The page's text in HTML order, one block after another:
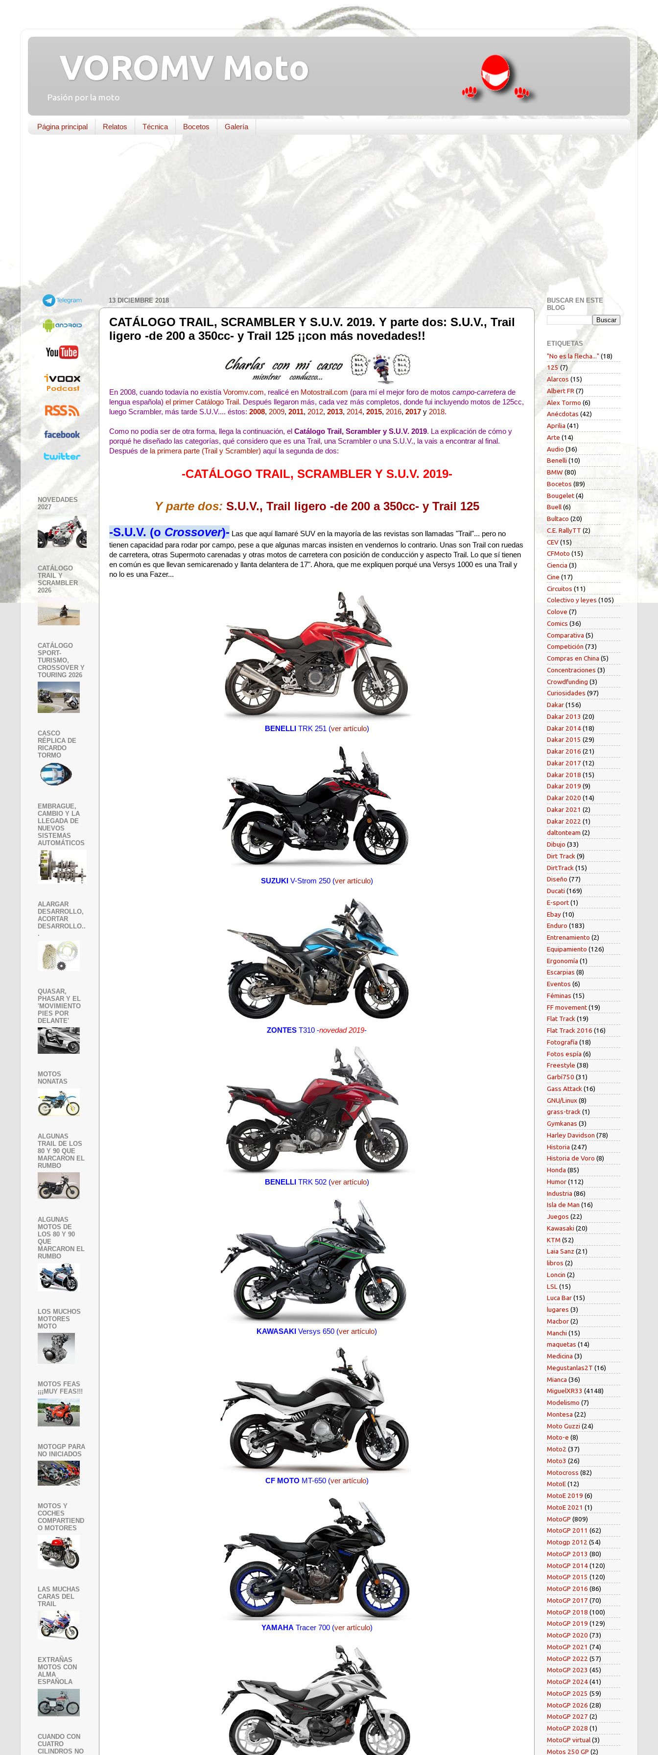
VOROMV Moto
Pasión por la moto
Página principal Relatos Técnica Bocetos Galería
13 DICIEMBRE 2018
CATÁLOGO TRAIL, SCRAMBLER Y S.U.V. 2019. Y parte dos: S.U.V., Trail
ligero -de 200 a 350cc- y Trail 125 ¡¡con más novedades!!
En 2008, cuando todavía no existía Voromv.com, realicé en Motostrail.com (para mí el mejor foro de motos campo-carretera de
lengua española) el primer Catálogo Trail . Después llegaron más, cada vez más completos, donde fui incluyendo motos de 125cc,
luego Scrambler, más tarde S.U.V.... éstos: 2008, 2009, 2011, 2012, 2013, 2014, 2015, 2016, 2017 y 2018.
Como no podía ser de otra forma, llega la continuación, el Catálogo Trail, Scrambler y S.U.V. 2019. La explicación de cómo y
porqué he diseñado las categorías, qué considero que es una Trail, una Scrambler o una S.U.V., la vais a encontrar al final.
Después de la primera parte (Trail y Scrambler) aquí la segunda de dos:
-CATÁLOGO TRAIL, SCRAMBLER Y S.U.V. 2019-
Y parte dos: S.U.V., Trail ligero -de 200 a 350cc- y Trail 125
-S.U.V. (o Crossover)- Las que aquí llamaré SUV en la mayoría de las revistas son llamadas "Trail"... pero no
tienen capacidad para rodar por campo, pese a que algunas marcas insisten en vendernos lo contrario. Unas son Trail con ruedas
de carretera, otras Supermoto carenadas y otras motos de carretera con posición de conducción y aspecto Trail. Lo que sí tienen
en común es que llevan semicarenado y llanta delantera de 17". Ahora, que me expliquen porqué una Versys 1000 es una Trail y
no lo es una Fazer...
BENELLI TRK 251 (ver artículo)
SUZUKI V-Strom 250 (ver artículo)
ZONTES T310 -novedad 2019-
BENELLI TRK 502 (ver artículo)
KAWASAKI Versys 650 (ver artículo)
CF MOTO MT-650 (ver artículo)
YAMAHA Tracer 700 (ver artículo)
NOVEDADES
2027
CATÁLOGO
TRAIL Y
SCRAMBLER
2026
CATÁLOGO
SPORT-
TURISMO,
CROSSOVER Y
TOURING 2026
CASCO
RÉPLICA DE
RICARDO
TORMO
EMBRAGUE,
CAMBIO Y LA
LLEGADA DE
NUEVOS
SISTEMAS
AUTOMÁTICOS
ALARGAR
DESARROLLO,
ACORTAR
DESARROLLO..
.
QUASAR,
PHASAR Y EL
'MOVIMIENTO
PIES POR
DELANTE'
MOTOS
NONATAS
ALGUNAS
TRAIL DE LOS
80 Y 90 QUE
MARCARON EL
RUMBO
ALGUNAS
MOTOS DE
LOS 80 Y 90
QUE
MARCARON EL
RUMBO
LOS MUCHOS
MOTORES
MOTO
MOTOS FEAS
¡¡¡MUY FEAS!!!
MOTOGP PARA
NO INICIADOS
MOTOS Y
COCHES
COMPARTIEND
O MOTORES
LAS MUCHAS
CARAS DEL
TRAIL
EXTRAÑAS
MOTOS CON
ALMA
ESPAÑOLA
CUANDO CON
CUATRO
CILINDROS NO
BUSCAR EN ESTE
BLOG
ETIQUETAS
"No es la flecha..." (18)
125 (7)
Alarcos (15)
Albert FR (7)
Alex Tormo (6)
Anécdotas (42)
Aprilia (41)
Arte (14)
Audio (36)
Benelli (10)
BMW (80)
Bocetos (89)
Bougelet(4)
Buell(6)
Bultaco (20)
C.E. RallyTT (2)
CEV(15)
CFMoto (15)
Ciencia (3)
Cine (17)
Circuitos (11)
Colectivo y leyes (105)
Colove (7)
Comics (36)
Comparativa (5)
Competición (73)
Compras en China (5)
Concentraciones (3)
Crowdfunding (3)
Curiosidades (97)
Dakar(156)
Dakar 2013 (20)
Dakar 2014(18)
Dakar 2015 (29)
Dakar 2016 (21)
Dakar 2017 (12)
Dakar 2018 (15)
Dakar 2019 (9)
Dakar 2020 (14)
Dakar 2021 (2)
Dakar 2022 (1)
daltonteam (2)
Dibujo (33)
Dirt Track (9)
DirtTrack (15)
Diseño (77)
Ducati (169)
E-sport(1)
Ebay(10)
Enduro (183)
Entrenamiento (2)
Equipamiento (126)
Ergonomía (1)
Escarpias (8)
Eventos (6)
Féminas (15)
FF movement(19)
Flat Track(19)
Flat Track 2016 (16)
Fotografía (18)
Fotos espía (6)
Freestyle (38)
Garbí750 (31)
Gass Attack (16)
GNU/Linux(8)
grass-track(1)
Gymkanas (3)
Harley Davidson (78)
Historia (247)
Historia de Voro (8)
Honda (85)
Humor(112)
Industria (86)
Isla de Man (16)
Juegos (22)
Kawasaki (20)
KTM (52)
Laia Sanz (21)
libros (2)
Loncin (2)
LSL (15)
Luca Bar(15)
lugares (3)
Macbor(2)
Manchi (15)
maquetas (14)
Medicina (3)
Megustanlas2T (16)
Mianca (36)
MiguelXR33 (4148)
Modelismo (7)
Montesa (22)
Moto Guzzi (24)
Moto-e (8)
Moto2 (37)
Moto3 (26)
Motocross (82)
MotoE(12)
MotoE 2019 (6)
MotoE 2021 (1)
MotoGP (809)
MotoGP 2011 (62)
Motogp 2012 (54)
MotoGP 2013 (80)
MotoGP 2014(120)
MotoGP 2015 (120)
MotoGP 2016 (86)
MotoGP 2017 (70)
MotoGP 2018 (100)
MotoGP 2019 (129)
MotoGP 2020 (73)
MotoGP 2021 (74)
MotoGP 2022 (57)
MotoGP 2023 (45)
MotoGP 2024(41)
MotoGP 2025 (59)
MotoGP 2026 (28)
MotoGP 2027 (2)
MotoGP 2028 (1)
MotoGP virtual(3)
Motos 250 GP (2)